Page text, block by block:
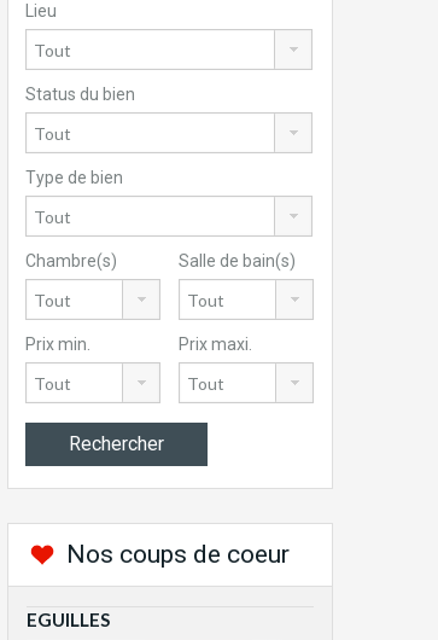
Lieu
Status du bien
Type de bien
Chambre(s) Salle de bain(s)
Prix min. Prix maxi.
Nos coups de coeur
EGUILLES